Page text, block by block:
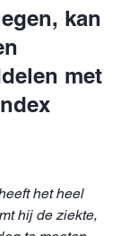
kan
met
het heel
hij de ziekte,